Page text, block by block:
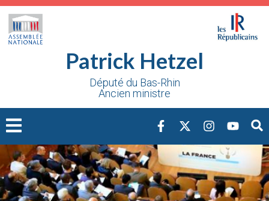
Patrick Hetzel
Député du Bas-Rhin
Ancien ministre
Cookies management panel